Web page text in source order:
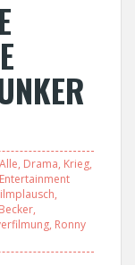
Alle, Drama, Krieg,
,
,
, Ronny